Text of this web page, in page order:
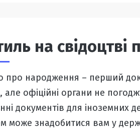
на
про народження – перший
але офіційні органи не
документів для іноземних
може знадобитися вам у